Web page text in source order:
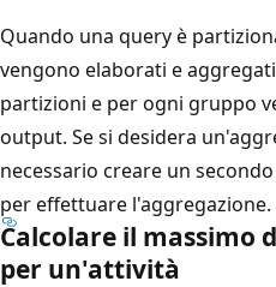
Quando una query è
vengono elaborati e
partizioni e per ogni gruppo
output. Se si desidera
necessario creare un
per effettuare l'aggregazione.
Calcolare il massimo
per un'attività